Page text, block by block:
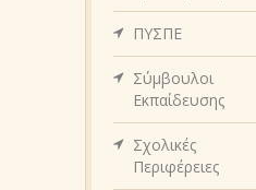
ΠΥΣΠΕ
Σύμβουλοι
Εκπαίδευσης
Σχολικές
Περιφέρειες